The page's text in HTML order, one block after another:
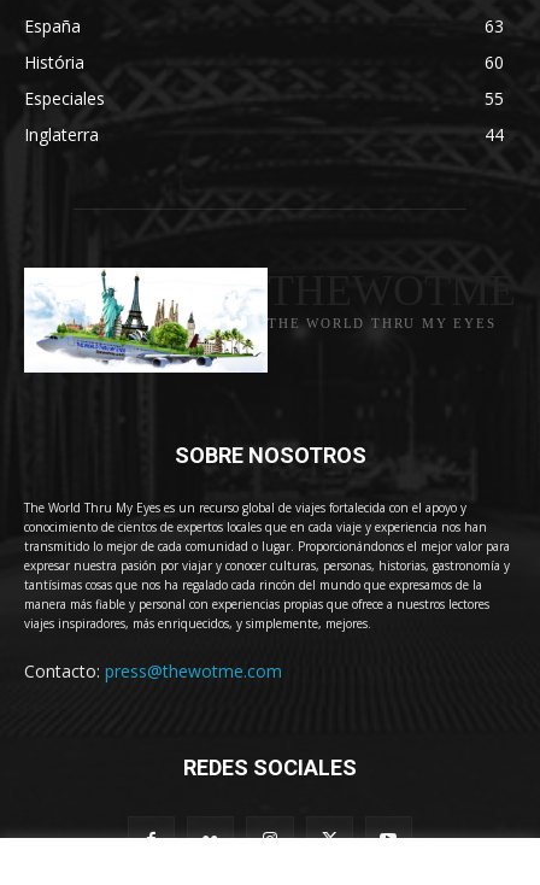
España
63
História
60
Especiales
55
Inglaterra
44
THE WORLD THRU MY EYES
SOBRE NOSOTROS
The World Thru My Eyes es un recurso global de viajes fortalecida con el apoyo y
conocimiento de cientos de expertos locales que en cada viaje y experiencia nos han
transmitido lo mejor de cada comunidad o lugar. Proporcionándonos el mejor valor para
expresar nuestra pasión por viajar y conocer culturas, personas, historias, gastronomía y
tantísimas cosas que nos ha regalado cada rincón del mundo que expresamos de la
manera más fiable y personal con experiencias propias que ofrece a nuestros lectores
viajes inspiradores, más enriquecidos, y simplemente, mejores.
Contacto: press@thewotme.com
REDES SOCIALES